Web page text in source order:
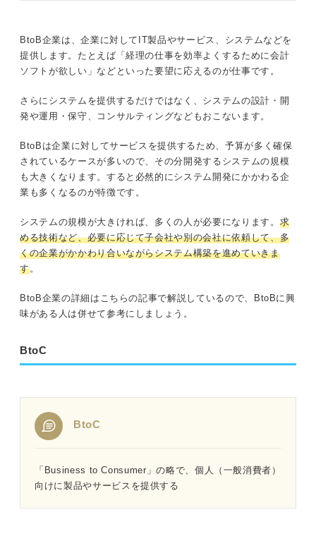
BtoB企業は、企業に対してIT製品やサービス、システムなどを
提供します。たとえば「経理の仕事を効率よくするために会計
ソフトが欲しい」などといった要望に応えるのが仕事です。
さらにシステムを提供するだけではなく、システムの設計・開
発や運用・保守、コンサルティングなどもおこないます。
BtoBは企業に対してサービスを提供するため、予算が多く確保
されているケースが多いので、その分開発するシステムの規模
も大きくなります。すると必然的にシステム開発にかかわる企
業も多くなるのが特徴です。
システムの規模が大きければ、多くの人が必要になります。 求
める技術など、必要に応じて子会社や別の会社に依頼して、多
くの企業がかかわり合いながらシステム構築を進めていきま
す。
BtoB企業の詳細はこちらの記事で解説しているので、BtoBに興
味がある人は併せて参考にしましょう。
BtoC
BtoC
「Business to Consumer」の略で、個人（一般消費者）
向けに製品やサービスを提供する